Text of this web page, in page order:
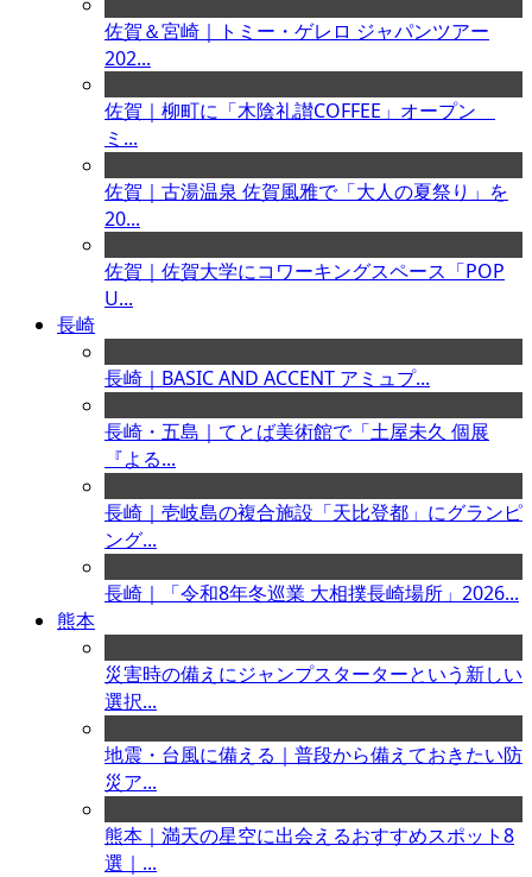
佐賀＆宮崎｜トミー・ゲレロ ジャパンツアー
202...
佐賀｜柳町に「木陰礼讃COFFEE」オープン
ミ...
佐賀｜古湯温泉 佐賀風雅で「大人の夏祭り」を
20...
佐賀｜佐賀大学にコワーキングスペース「POP
U...
長崎
長崎｜BASIC AND ACCENT アミュプ...
長崎・五島｜てとば美術館で「土屋未久 個展
『よる...
長崎｜壱岐島の複合施設「天比登都」にグランピ
ング...
長崎｜「令和8年冬巡業 大相撲長崎場所」2026...
熊本
災害時の備えにジャンプスターターという新しい
選択...
地震・台風に備える｜普段から備えておきたい防
災ア...
熊本｜満天の星空に出会えるおすすめスポット8
選｜...